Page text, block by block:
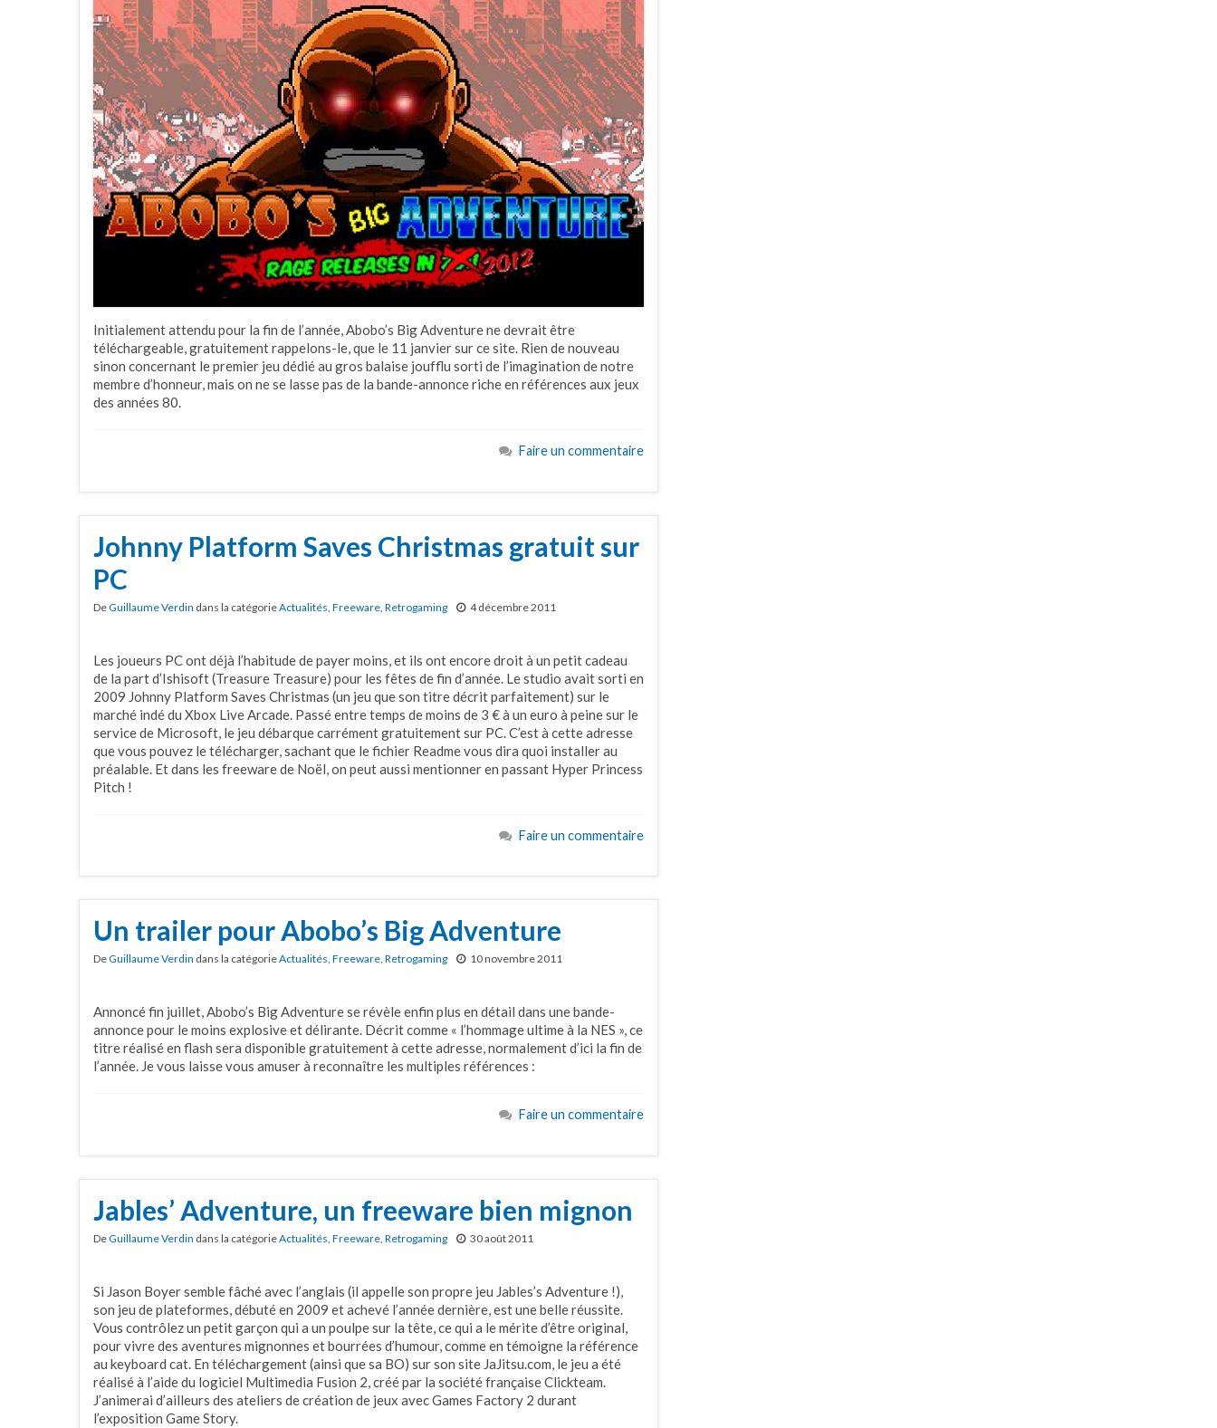
Initialement attendu pour la fin de l’année, Abobo’s Big Adventure ne devrait être
téléchargeable, gratuitement rappelons-le, que le 11 janvier sur ce site. Rien de nouveau
sinon concernant le premier jeu dédié au gros balaise joufflu sorti de l’imagination de notre
membre d’honneur, mais on ne se lasse pas de la bande-annonce riche en références aux jeux
des années 80.
Faire un commentaire
Johnny Platform Saves Christmas gratuit sur
PC
DeGuillaume Verdin dans la catégorieActualités Freeware Retrogaming 4 décembre 2011
Les joueurs PC ont déjà l’habitude de payer moins, et ils ont encore droit à un petit cadeau
de la part d’Ishisoft (Treasure Treasure) pour les fêtes de fin d’année. Le studio avait sorti en
2009 Johnny Platform Saves Christmas (un jeu que son titre décrit parfaitement) sur le
marché indé du Xbox Live Arcade. Passé entre temps de moins de 3 € à un euro à peine sur le
service de Microsoft, le jeu débarque carrément gratuitement sur PC. C’est à cette adresse
que vous pouvez le télécharger, sachant que le fichier Readme vous dira quoi installer au
préalable. Et dans les freeware de Noël, on peut aussi mentionner en passant Hyper Princess
Pitch !
Faire un commentaire
Un trailer pour Abobo’s Big Adventure
DeGuillaume Verdin dans la catégorieActualités, Freeware, Retrogaming 10 novembre 2011
Annoncé fin juillet, Abobo’s Big Adventure se révèle enfin plus en détail dans une bande-
annonce pour le moins explosive et délirante. Décrit comme « l’hommage ultime à la NES », ce
titre réalisé en flash sera disponible gratuitement à cette adresse, normalement d’ici la fin de
l’année. Je vous laisse vous amuser à reconnaître les multiples références :
Faire un commentaire
Jables’ Adventure, un freeware bien mignon
DeGuillaume Verdin dans la catégorieActualités, Freeware, Retrogaming 30 août 2011
Si Jason Boyer semble fâché avec l’anglais (il appelle son propre jeu Jables’s Adventure !),
son jeu de plateformes, débuté en 2009 et achevé l’année dernière, est une belle réussite.
Vous contrôlez un petit garçon qui a un poulpe sur la tête, ce qui a le mérite d’être original,
pour vivre des aventures mignonnes et bourrées d’humour, comme en témoigne la référence
au keyboard cat. En téléchargement (ainsi que sa BO) sur son site JaJitsu.com, le jeu a été
réalisé à l’aide du logiciel Multimedia Fusion 2, créé par la société française Clickteam.
J’animerai d’ailleurs des ateliers de création de jeux avec Games Factory 2 durant
l’exposition Game Story.